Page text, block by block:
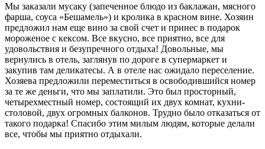
Мы заказали мусаку (запеченное блюдо из баклажан, мясного
фарша, соуса «Бешамель») и кролика в красном вине. Хозяин
предложил нам еще вино за свой счет и принес в подарок
мороженое с кексом. Все вкусно, все приятно, все для
удовольствия и безупречного отдыха! Довольные, мы
вернулись в отель, заглянув по дороге в супермаркет и
закупив там деликатесы. А в отеле нас ожидало переселение.
Хозяева предложили переместиться в освободившийся номер
за те же деньги, что мы заплатили. Это был просторный,
четырехместный номер, состоящий их двух комнат, кухни-
столовой, двух огромных балконов. Трудно было отказаться от
такого подарка! Спасибо этим милым людям, которые делали
все, чтобы мы приятно отдыхали.